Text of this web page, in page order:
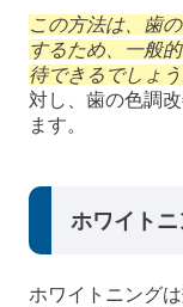
この方法は、歯
するため、一般
待できるでしょう
対し、歯の色調
ます。
ホワイト
ホワイトニング